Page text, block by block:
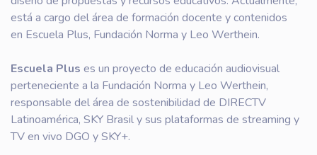
está a cargo del área de formación docente y contenidos
en Escuela Plus, Fundación Norma y Leo Werthein.
Escuela Plus es un proyecto de educación audiovisual
perteneciente a la Fundación Norma y Leo Werthein,
responsable del área de sostenibilidad de DIRECTV
Latinoamérica, SKY Brasil y sus plataformas de streaming y
TV en vivo DGO y SKY+.